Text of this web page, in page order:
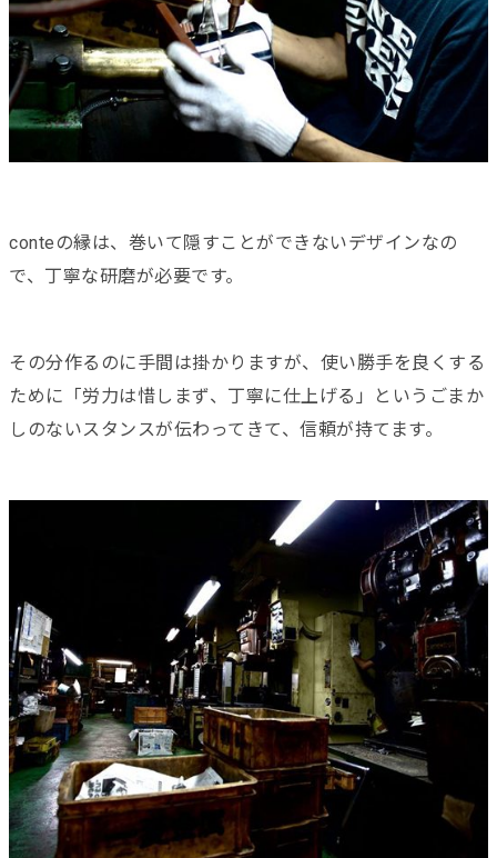
conteの縁は、巻いて隠すことができないデザインなの
で、丁寧な研磨が必要です。
その分作るのに手間は掛かりますが、使い勝手を良くする
ために「労力は惜しまず、丁寧に仕上げる」というごまか
しのないスタンスが伝わってきて、信頼が持てます。